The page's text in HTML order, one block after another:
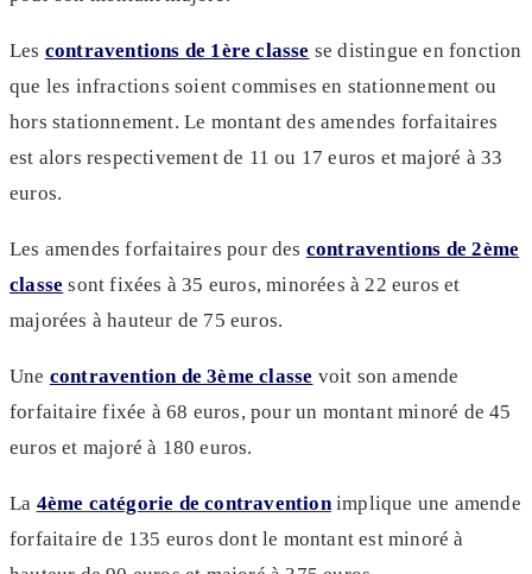
Les contraventions de 1ère classe se distingue en fonction
que les infractions soient commises en stationnement ou
hors stationnement. Le montant des amendes forfaitaires
est alors respectivement de 11 ou 17 euros et majoré à 33
euros.
Les amendes forfaitaires pour des contraventions de 2ème
classe sont fixées à 35 euros, minorées à 22 euros et
majorées à hauteur de 75 euros.
Une contravention de 3ème classe voit son amende
forfaitaire fixée à 68 euros, pour un montant minoré de 45
euros et majoré à 180 euros.
La 4ème catégorie de contraventionimplique une amende
forfaitaire de 135 euros dont le montant est minoré à